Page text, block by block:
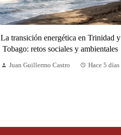
La transición energética en Trinidad y
Tobago: retos sociales y ambientales
Juan Guillermo Castro Hace 5 días